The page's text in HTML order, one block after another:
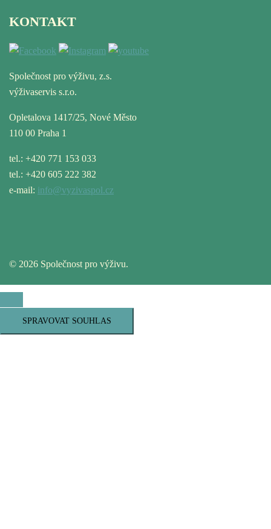
KONTAKT
Společnost pro výživu, z.s.
výživaservis s.r.o.
Opletalova 1417/25, Nové Město
110 00 Praha 1
tel.: +420 771 153 033
tel.: +420 605 222 382
e-mail: info@vyzivaspol.cz
© 2026 Společnost pro výživu.
SPRAVOVAT SOUHLAS